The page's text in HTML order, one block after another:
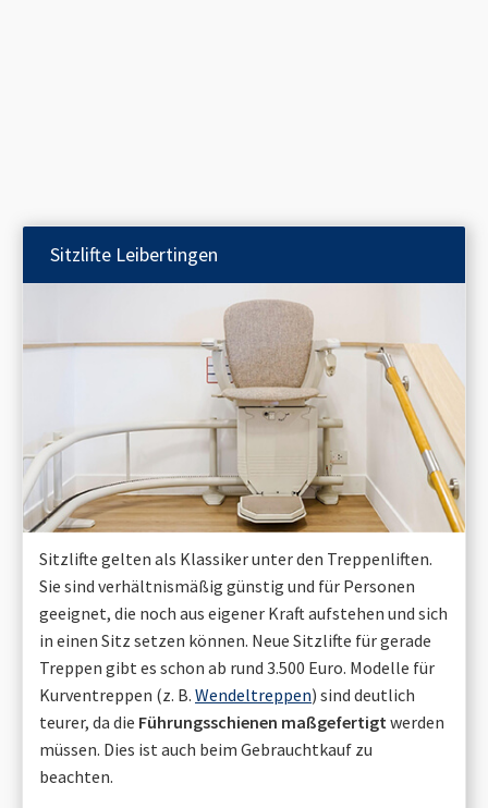
Sitzlifte Leibertingen
Sitzlifte gelten als Klassiker unter den Treppenliften.
Sie sind verhältnismäßig günstig und für Personen
geeignet, die noch aus eigener Kraft aufstehen und sich
in einen Sitz setzen können. Neue Sitzlifte für gerade
Treppen gibt es schon ab rund 3.500 Euro. Modelle für
Kurventreppen (z. B. Wendeltreppen) sind deutlich
teurer, da die Führungsschienen maßgefertigt werden
müssen. Dies ist auch beim Gebrauchtkauf zu
beachten.